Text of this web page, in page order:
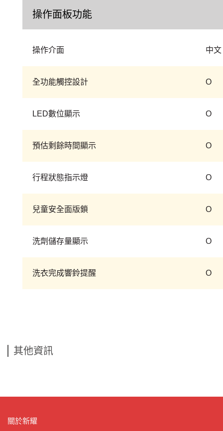
操作面板功能
操作介面 中文
全功能觸控設計 O
LED數位顯示 O
預估剩餘時間顯示 O
行程狀態指示燈 O
兒童安全面版鎖 O
洗劑儲存量顯示 O
洗衣完成響鈴提醒 O
其他資訊
關於新耀